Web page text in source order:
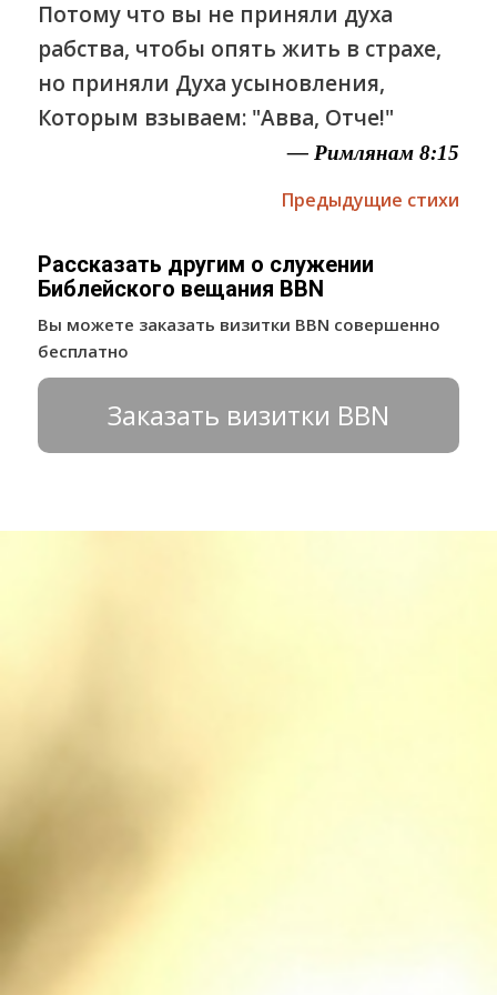
Потому что вы не приняли духа
рабства, чтобы опять жить в страхе,
но приняли Духа усыновления,
Которым взываем: "Авва, Отче!"
— Римлянам 8:15
Предыдущие стихи
Рассказать другим о служении
Библейского вещания BBN
Вы можете заказать визитки BBN совершенно
бесплатно
Заказать визитки BBN